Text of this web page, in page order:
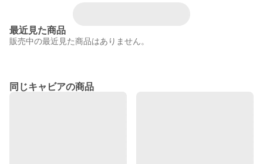
最近見た商品
販売中の最近見た商品はありません。
同じキャビアの商品